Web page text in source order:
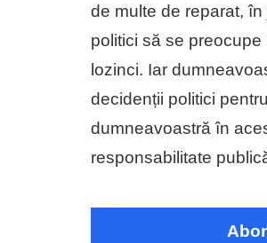
de multe de reparat,
politici să se
lozinci. Iar
decidenții politici
dumneavoastră în
responsabilitate